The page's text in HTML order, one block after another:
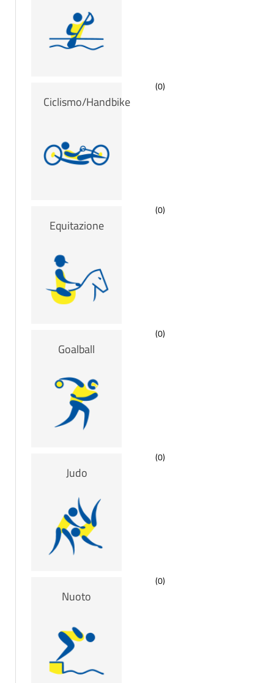
Ciclismo/Handbike
(0)
Equitazione
(0)
Goalball
(0)
Judo
(0)
Nuoto
(0)